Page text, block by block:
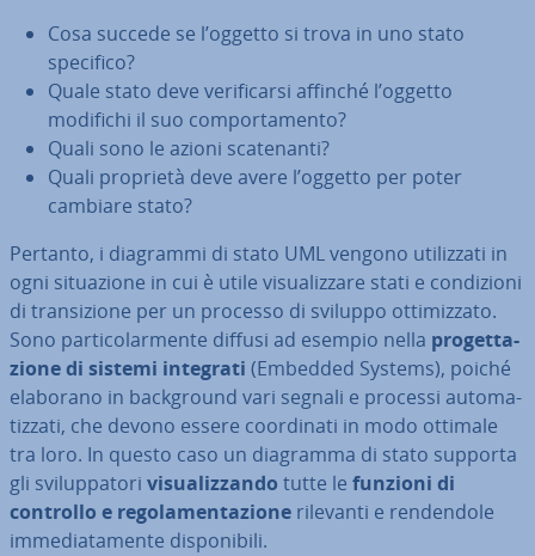
Cosa succede se l’oggetto si trova in uno stato
specifico?
Quale stato deve ve­ri­fi­car­si affinché l’oggetto
modifichi il suo com­por­ta­men­to?
Quali sono le azioni sca­te­nan­ti?
Quali proprietà deve avere l’oggetto per poter
cambiare stato?
Pertanto, i diagrammi di stato UML vengono uti­liz­za­ti in
ogni si­tua­zio­ne in cui è utile vi­sua­liz­za­re stati e con­di­zio­ni
di tran­si­zio­ne per un processo di sviluppo ot­ti­miz­za­to.
Sono par­ti­co­lar­men­te diffusi ad esempio nella pro­get­ta­
zio­ne di sistemi integrati (Embedded Systems), poiché
elaborano in back­ground vari segnali e processi au­to­ma­
tiz­za­ti, che devono essere coor­di­na­ti in modo ottimale
tra loro. In questo caso un diagramma di stato supporta
gli svi­lup­pa­to­ri vi­sua­liz­zan­do tutte le funzioni di
controllo e re­go­la­men­ta­zio­ne rilevanti e ren­den­do­le
im­me­dia­ta­men­te di­spo­ni­bi­li.